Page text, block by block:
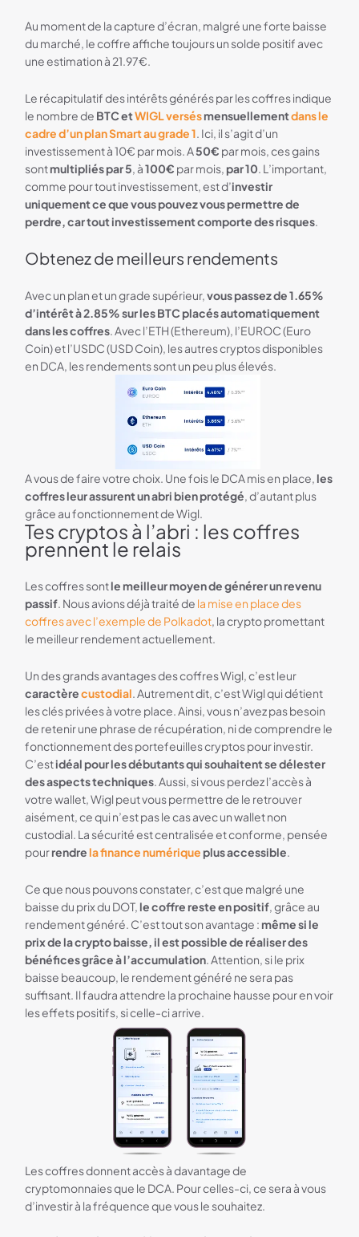
Au moment de la capture d’écran, malgré une forte baisse
du marché, le coffre affiche toujours un solde positif avec
une estimation à 21.97€.
Le récapitulatif des intérêts générés par les coffres indique
le nombre de BTC etWIGL versésmensuellementdans le
cadre d’un plan Smart au grade 1. Ici, il s’agit d’un
investissement à 10€ par mois. A50€ par mois, ces gains
sontmultipliés par 5, à100€ par mois, par 10. L’important,
comme pour tout investissement, est d’investir
uniquement ce que vous pouvez vous permettre de
perdre, car tout investissement comporte des risques.
Obtenez de meilleurs rendements
Avec un plan et un grade supérieur,vous passez de 1.65%
d’intérêt à 2.85% sur les BTC placés automatiquement
dans les coffres. Avec l’ETH (Ethereum), l’EUROC (Euro
Coin) et l’USDC (USD Coin), les autres cryptos disponibles
en DCA, les rendements sont un peu plus élevés.
A vous de faire votre choix. Une fois le DCA mis en place, les
coffres leur assurent un abri bien protégé, d’autant plus
grâce au fonctionnement de Wigl.
Tes cryptos à l’abri : les coffres
prennent le relais
Les coffres sontle meilleur moyen de générer un revenu
passif. Nous avions déjà traité de la mise en place des
coffres avec l’exemple de Polkadot, la crypto promettant
le meilleur rendement actuellement.
Un des grands avantages des coffres Wigl, c’est leur
caractèrecustodial. Autrement dit, c’est Wigl qui détient
les clés privées à votre place. Ainsi, vous n’avez pas besoin
de retenir une phrase de récupération, ni de comprendre le
fonctionnement des portefeuilles cryptos pour investir.
C’estidéal pour les débutants qui souhaitent se délester
des aspects techniques. Aussi, si vous perdez l’accès à
votre wallet, Wigl peut vous permettre de le retrouver
aisément, ce qui n’est pas le cas avec un wallet non
custodial. La sécurité est centralisée et conforme, pensée
pourrendrela finance numérique plus accessible.
Ce que nous pouvons constater, c’est que malgré une
baisse du prix du DOT, le coffre reste en positif, grâce au
rendement généré. C’est tout son avantage : même si le
prix de la crypto baisse, il est possible de réaliser des
bénéfices grâce à l’accumulation. Attention, si le prix
baisse beaucoup, le rendement généré ne sera pas
suffisant. Il faudra attendre la prochaine hausse pour en voir
les effets positifs, si celle-ci arrive.
Les coffres donnent accès à davantage de
cryptomonnaies que le DCA. Pour celles-ci, ce sera à vous
d’investir à la fréquence que vous le souhaitez.